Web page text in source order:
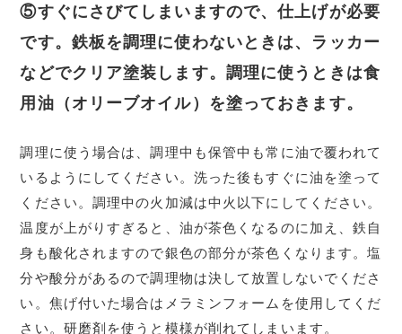
⑤すぐにさびてしまいますので、仕上げが必要
です。鉄板を調理に使わないときは、ラッカー
などでクリア塗装します。調理に使うときは食
用油（オリーブオイル）を塗っておきます。
調理に使う場合は、調理中も保管中も常に油で覆われて
いるようにしてください。洗った後もすぐに油を塗って
ください。調理中の火加減は中火以下にしてください。
温度が上がりすぎると、油が茶色くなるのに加え、鉄自
身も酸化されますので銀色の部分が茶色くなります。塩
分や酸分があるので調理物は決して放置しないでくださ
い。焦げ付いた場合はメラミンフォームを使用してくだ
さい。研磨剤を使うと模様が削れてしまいます。